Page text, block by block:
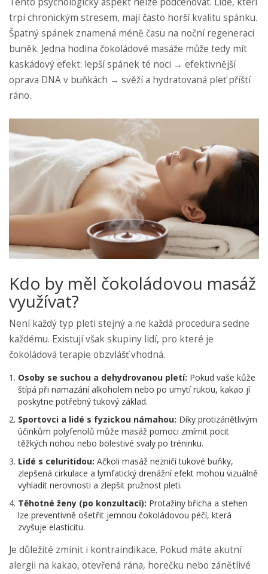
trpí chronickým stresem, mají často horší kvalitu spánku.
Špatný spánek znamená méně času na noční regeneraci
buněk. Jedna hodina čokoládové masáže může tedy mít
kaskádový efekt: lepší spánek té noci → efektivnější
oprava DNA v buňkách → svěží a hydratovaná pleť příští
ráno.
Kdo by měl čokoládovou masáž
využívat?
Není každý typ pleti stejný a ne každá procedura sedne
každému. Existují však skupiny lidí, pro které je
čokoládová terapie obzvlášť vhodná.
Osoby se suchou a dehydrovanou pletí: Pokud vaše kůže
štípá při namazání alkoholem nebo po umytí rukou, kakao jí
poskytne potřebný tukový základ.
Sportovci a lidé s fyzickou námahou: Díky protizánětlivým
účinkům polyfenolů může masáž pomoci zmírnit pocit
těžkých nohou nebo bolestivé svaly po tréninku.
Lidé s celuritidou: Ačkoli masáž nezničí tukové buňky,
zlepšená cirkulace a lymfatický drenážní efekt mohou vizuálně
vyhladit nerovnosti a zlepšit pružnost pleti.
Těhotné ženy (po konzultaci): Protažiny břicha a stehen
lze preventivně ošetřit jemnou čokoládovou péčí, která
zvyšuje elasticitu.
Je důležité zmínit i kontraindikace. Pokud máte akutní
alergii na kakao, otevřená rána, horečku nebo zánětlivé